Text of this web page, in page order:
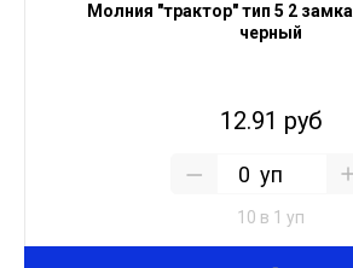
Молния "трактор" тип 5 2
черный
12.91 руб
уп
10 в 1 уп